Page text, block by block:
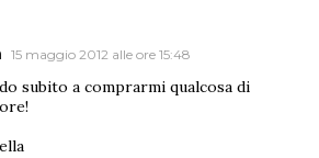
15 maggio 2012 alle ore 15:48
subito a comprarmi qualcosa di